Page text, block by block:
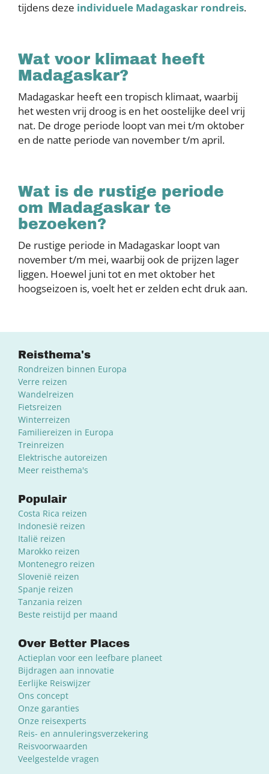
tijdens deze individuele Madagaskar rondreis.
Wat voor klimaat heeft
Madagaskar?
Madagaskar heeft een tropisch klimaat, waarbij
het westen vrij droog is en het oostelijke deel vrij
nat. De droge periode loopt van mei t/m oktober
en de natte periode van november t/m april.
Wat is de rustige periode
om Madagaskar te
bezoeken?
De rustige periode in Madagaskar loopt van
november t/m mei, waarbij ook de prijzen lager
liggen. Hoewel juni tot en met oktober het
hoogseizoen is, voelt het er zelden echt druk aan.
Reisthema's
Rondreizen binnen Europa
Verre reizen
Wandelreizen
Fietsreizen
Winterreizen
Familiereizen in Europa
Treinreizen
Elektrische autoreizen
Meer reisthema's
Populair
Costa Rica reizen
Indonesië reizen
Italië reizen
Marokko reizen
Montenegro reizen
Slovenië reizen
Spanje reizen
Tanzania reizen
Beste reistijd per maand
Over Better Places
Actieplan voor een leefbare planeet
Bijdragen aan innovatie
Eerlijke Reiswijzer
Ons concept
Onze garanties
Onze reisexperts
Reis- en annuleringsverzekering
Reisvoorwaarden
Veelgestelde vragen